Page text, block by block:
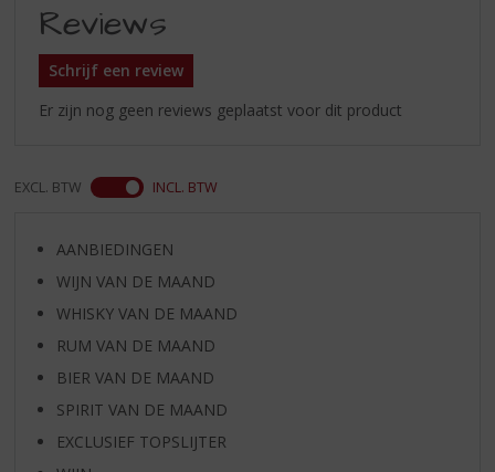
Reviews
Schrijf een review
Er zijn nog geen reviews geplaatst voor dit product
EXCL. BTW INCL. BTW
AANBIEDINGEN
WIJN VAN DE MAAND
WHISKY VAN DE MAAND
RUM VAN DE MAAND
BIER VAN DE MAAND
SPIRIT VAN DE MAAND
EXCLUSIEF TOPSLIJTER